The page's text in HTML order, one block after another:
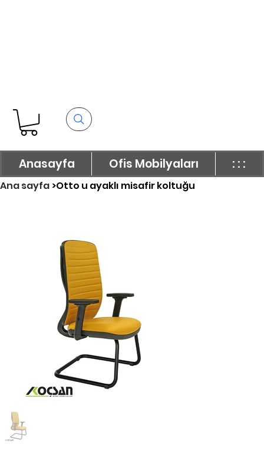
Anasayfa Ofis Mobilyaları : : :
Ana sayfa>Otto u ayaklı misafir koltuğu